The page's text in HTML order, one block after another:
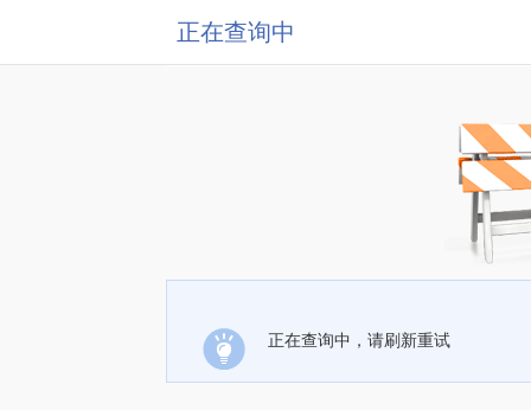
正在查询中
正在查询中，请刷新重试